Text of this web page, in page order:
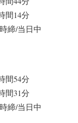
間14分
締/当日中
間54分
間31分
締/当日中